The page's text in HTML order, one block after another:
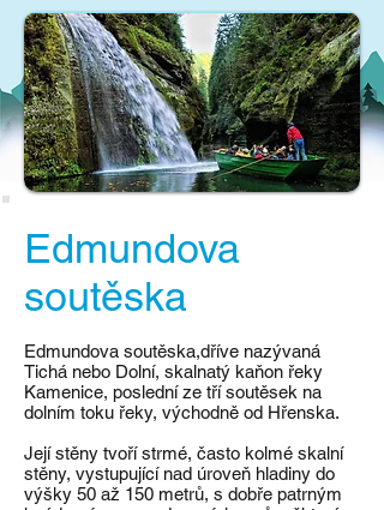
Edmundova
soutěska
Edmundova soutěska,dříve nazývaná
Tichá nebo Dolní, skalnatý kaňon řeky
Kamenice, poslední ze tří soutěsek na
dolním toku řeky, východně od Hřenska.
Její stěny tvoří strmé, často kolmé skalní
stěny, vystupující nad úroveň hladiny do
výšky 50 až 150 metrů, s dobře patrným